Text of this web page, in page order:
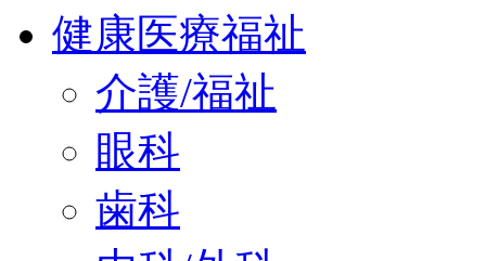
健康医療福祉
介護/福祉
眼科
歯科